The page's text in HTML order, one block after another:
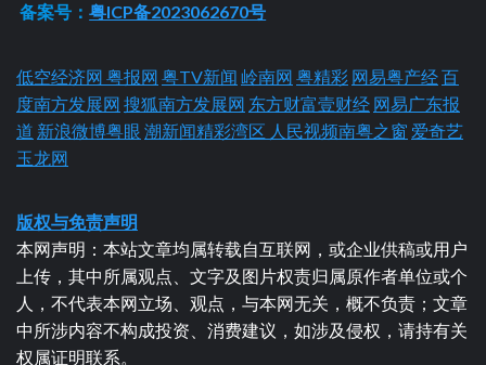
备案号：粤ICP备2023062670号
低空经济网 粤报网 粤TV新闻 岭南网 粤精彩 网易粤产经百
度南方发展网 搜狐南方发展网 东方财富壹财经 网易广东报
道 新浪微博粤眼 潮新闻精彩湾区 人民视频南粤之窗 爱奇艺
玉龙网
版权与免责声明
本网声明：本站文章均属转载自互联网，或企业供稿或用户
上传，其中所属观点、文字及图片权责归属原作者单位或个
人，不代表本网立场、观点，与本网无关，概不负责；文章
中所涉内容不构成投资、消费建议，如涉及侵权，请持有关
权属证明联系。